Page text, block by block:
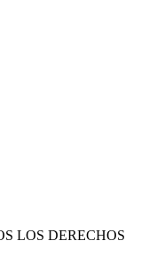
LOS DERECHOS